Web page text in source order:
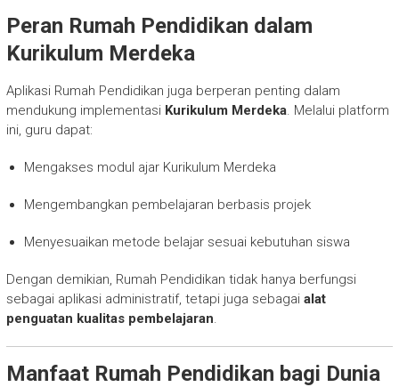
Peran Rumah Pendidikan dalam
Kurikulum Merdeka
Aplikasi Rumah Pendidikan juga berperan penting dalam
mendukung implementasi Kurikulum Merdeka. Melalui platform
ini, guru dapat:
Mengakses modul ajar Kurikulum Merdeka
Mengembangkan pembelajaran berbasis projek
Menyesuaikan metode belajar sesuai kebutuhan siswa
Dengan demikian, Rumah Pendidikan tidak hanya berfungsi
sebagai aplikasi administratif, tetapi juga sebagai alat
penguatan kualitas pembelajaran.
Manfaat Rumah Pendidikan bagi Dunia